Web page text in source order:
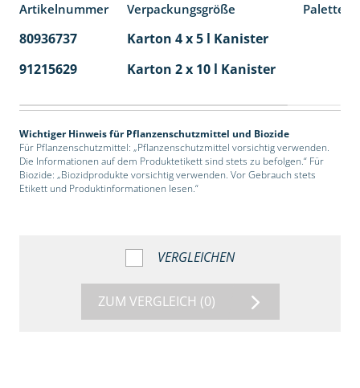
Artikelnummer Verpackungsgröße
80936737 Karton 4 x 5 l Kanister
91215629
Karton 2 x 10 l Kanister
Wichtiger Hinweis für Pflanzenschutzmittel und Biozide
Für Pflanzenschutzmittel: „Pflanzenschutzmittel vorsichtig verwenden.
Die Informationen auf dem Produktetikett sind stets zu befolgen.“ Für
Biozide: „Biozidprodukte vorsichtig verwenden. Vor Gebrauch stets
Etikett und Produktinformationen lesen.“
VERGLEICHEN
ZUM VERGLEICH (0)